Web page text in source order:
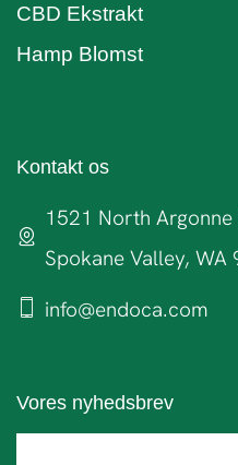
CBD Ekstrakt
Hamp Blomst
Kontakt os
1521 North
Spokane Valley, WA
info@endoca.com
Vores nyhedsbrev